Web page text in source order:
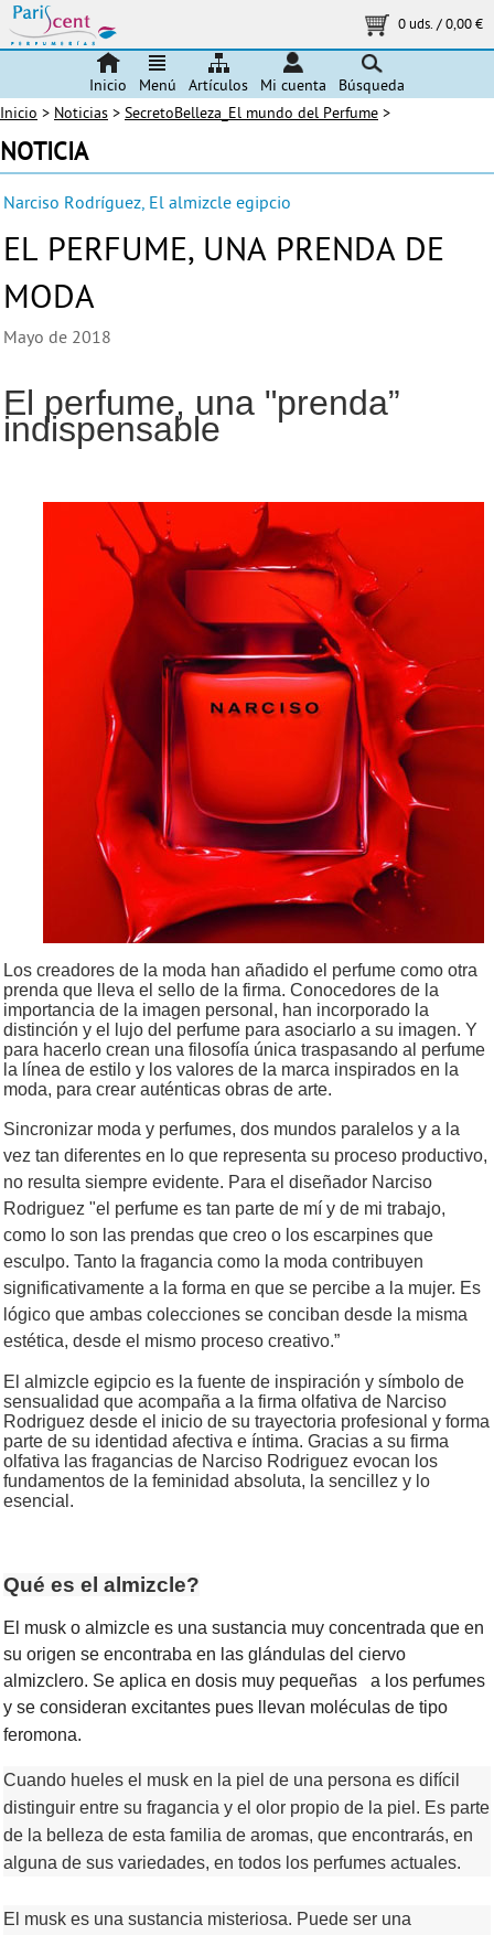
0 uds./0,00 €
Inicio Menú Artículos Mi cuenta Búsqueda
Inicio > Noticias > SecretoBelleza_El mundo del Perfume >
NOTICIA
Narciso Rodríguez, El almizcle egipcio
EL PERFUME, UNA PRENDA DE
MODA
Mayo de 2018
El perfume, una "prenda”
indispensable
Los creadores de la moda han añadido el perfume como otra
prenda que lleva el sello de la firma. Conocedores de la
importancia de la imagen personal, han incorporado la
distinción y el lujo del perfume para asociarlo a su imagen. Y
para hacerlo crean una filosofía única traspasando al perfume
la línea de estilo y los valores de la marca inspirados en la
moda, para crear auténticas obras de arte.
Sincronizar moda y perfumes, dos mundos paralelos y a la
vez tan diferentes en lo que representa su proceso productivo,
no resulta siempre evidente. Para el diseñador Narciso
Rodriguez "el perfume es tan parte de mí y de mi trabajo,
como lo son las prendas que creo o los escarpines que
esculpo. Tanto la fragancia como la moda contribuyen
significativamente a la forma en que se percibe a la mujer. Es
lógico que ambas colecciones se conciban desde la misma
estética, desde el mismo proceso creativo.”
El almizcle egipcio es la fuente de inspiración y símbolo de
sensualidad que acompaña a la firma olfativa de Narciso
Rodriguez desde el inicio de su trayectoria profesional y forma
parte de su identidad afectiva e íntima. Gracias a su firma
olfativa las fragancias de Narciso Rodriguez evocan los
fundamentos de la feminidad absoluta, la sencillez y lo
esencial.
Qué es el almizcle?
El musk o almizcle es una sustancia muy concentrada que en
su origen se encontraba en las glándulas del ciervo
almizclero. Se aplica en dosis muy pequeñas a los perfumes
y se consideran excitantes pues llevan moléculas de tipo
feromona.
Cuando hueles el musk en la piel de una persona es difícil
distinguir entre su fragancia y el olor propio de la piel. Es parte
de la belleza de esta familia de aromas, que encontrarás, en
alguna de sus variedades, en todos los perfumes actuales.
El musk es una sustancia misteriosa. Puede ser una